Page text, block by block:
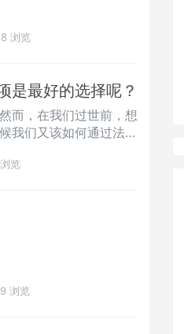
浏览
是最好的选择呢？
而，在我们过世前，想
我们又该如何通过法律
前信托呢？它到底和遗
览
浏览